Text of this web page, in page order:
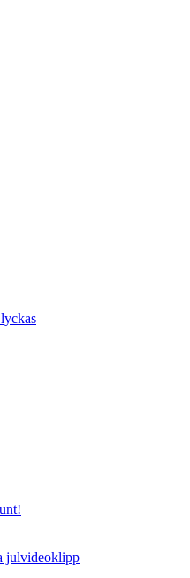
julvideoklipp